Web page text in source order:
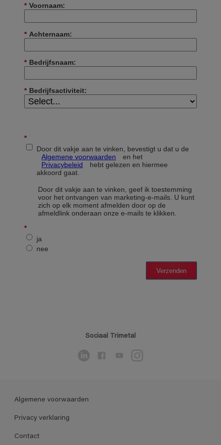
Sociaal Trimetal
Algemene voorwaarden
Privacy verklaring
Contact